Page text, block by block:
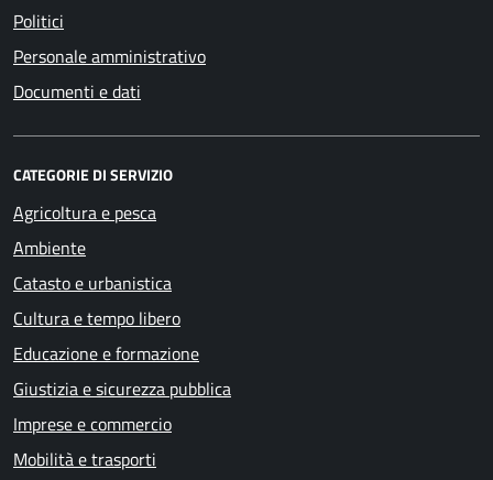
Politici
Personale amministrativo
Documenti e dati
CATEGORIE DI SERVIZIO
Agricoltura e pesca
Ambiente
Catasto e urbanistica
Cultura e tempo libero
Educazione e formazione
Giustizia e sicurezza pubblica
Imprese e commercio
Mobilità e trasporti